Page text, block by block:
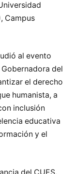
Campus
al evento
del
el derecho
humanista, a
inclusión
educativa
y el
del CUES,